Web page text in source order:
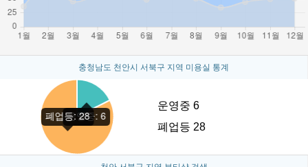
충청남도 천안시 서북구 지역 미용실 통계
운영중 6
폐업등 28